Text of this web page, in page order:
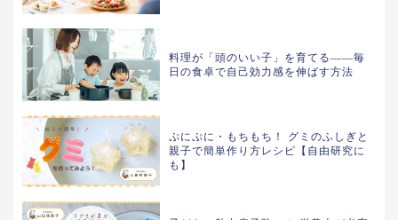
料理が「頭のいい子」を育てる――毎
日の食卓で自己効力感を伸ばす方法
ぷにぷに・もちもち！ グミのふしぎと
親子で簡単作り方レシピ【自由研究に
も】